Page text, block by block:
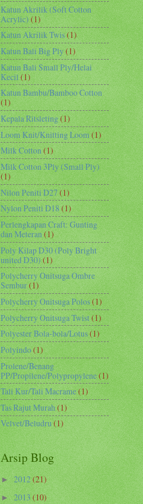
Katun Akrilik (Soft Cotton
Acrylic)(1)
Katun Akrilik Twis(1)
Katun Bali Big Ply(1)
Katun Bali Small Ply/Helai
Kecil(1)
Katun Bambu/Bamboo Cotton
(1)
Kepala Ritsleting(1)
Loom Knit/Knitting Loom(1)
Milk Cotton(1)
Milk Cotton 3Ply (Small Ply)
(1)
Nilon Peniti D27(1)
Nylon Peniti D18(1)
Perlengkapan Craft: Gunting
dan Meteran(1)
Poly Kilap D30 (Poly Bright
united D30)(1)
Polycherry Onitsuga Ombre
Sembur(1)
Polycherry Onitsuga Polos(1)
Polycherry Onitsuga Twist(1)
Polyester Bola-bola/Lotus(1)
Polyindo(1)
Prolene/Benang
PP/Propilene/Polypropylene(1)
Tali Kur/Tali Macrame(1)
Tas Rajut Murah(1)
Velvet/Beludru(1)
Arsip Blog
►2012(21)
►2013(10)